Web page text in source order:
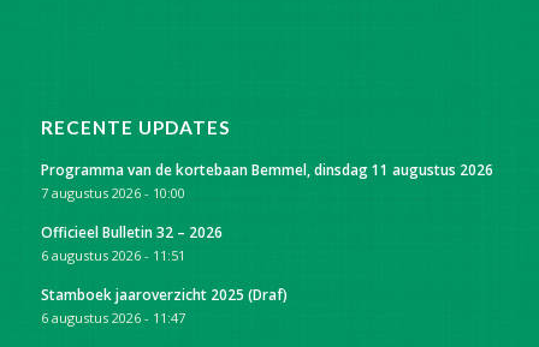
RECENTE UPDATES
Programma van de kortebaan Bemmel, dinsdag 11 augustus 2026
7 augustus 2026 - 10:00
Officieel Bulletin 32 – 2026
6 augustus 2026 - 11:51
Stamboek jaaroverzicht 2025 (Draf)
6 augustus 2026 - 11:47